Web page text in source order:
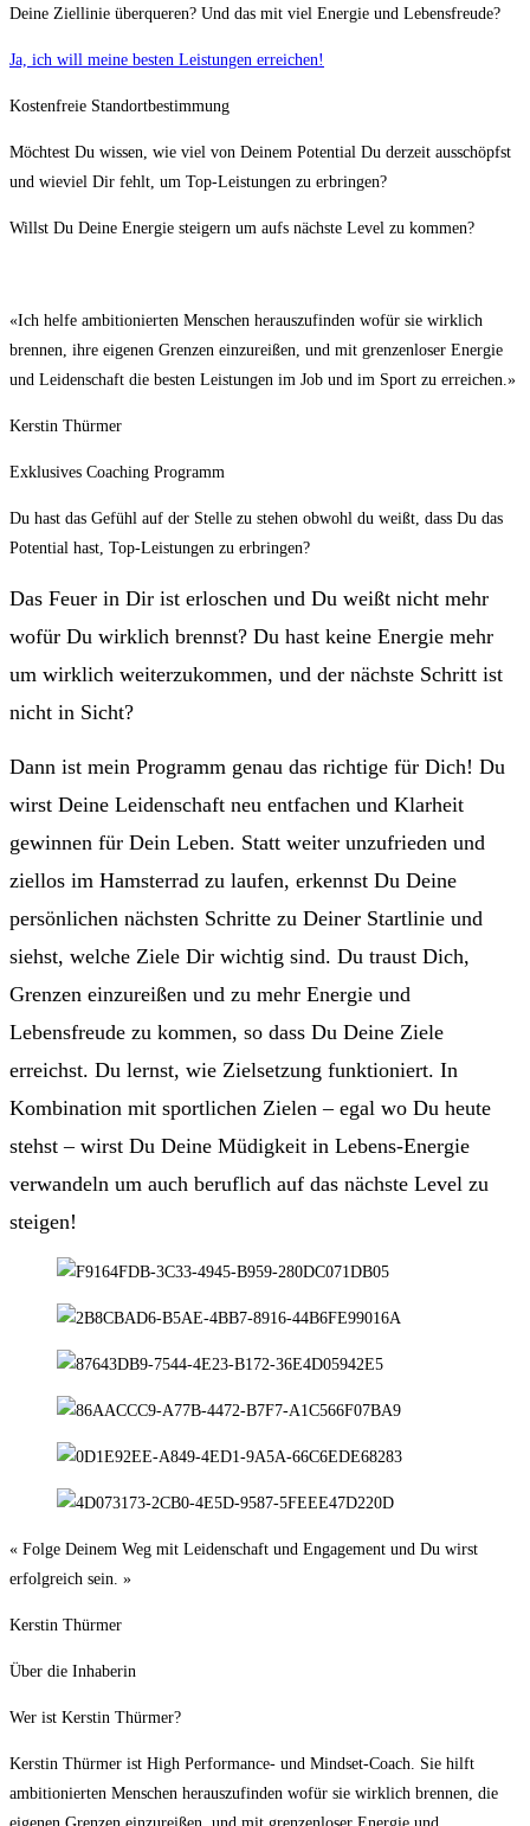
Deine Ziellinie überqueren? Und das mit viel Energie und Lebensfreude?
Ja, ich will meine besten Leistungen erreichen!
Kostenfreie Standortbestimmung
Möchtest Du wissen, wie viel von Deinem Potential Du derzeit ausschöpfst
und wieviel Dir fehlt, um Top-Leistungen zu erbringen?
Willst Du Deine Energie steigern um aufs nächste Level zu kommen?
«Ich helfe ambitionierten Menschen herauszufinden wofür sie wirklich
brennen, ihre eigenen Grenzen einzureißen, und mit grenzenloser Energie
und Leidenschaft die besten Leistungen im Job und im Sport zu erreichen.»
Kerstin Thürmer
Exklusives Coaching Programm
Du hast das Gefühl auf der Stelle zu stehen obwohl du weißt, dass Du das
Potential hast, Top-Leistungen zu erbringen?
Das Feuer in Dir ist erloschen und Du weißt nicht mehr
wofür Du wirklich brennst? Du hast keine Energie mehr
um wirklich weiterzukommen, und der nächste Schritt ist
nicht in Sicht?
Dann ist mein Programm genau das richtige für Dich! Du
wirst Deine Leidenschaft neu entfachen und Klarheit
gewinnen für Dein Leben. Statt weiter unzufrieden und
ziellos im Hamsterrad zu laufen, erkennst Du Deine
persönlichen nächsten Schritte zu Deiner Startlinie und
siehst, welche Ziele Dir wichtig sind. Du traust Dich,
Grenzen einzureißen und zu mehr Energie und
Lebensfreude zu kommen, so dass Du Deine Ziele
erreichst. Du lernst, wie Zielsetzung funktioniert. In
Kombination mit sportlichen Zielen – egal wo Du heute
stehst – wirst Du Deine Müdigkeit in Lebens-Energie
verwandeln um auch beruflich auf das nächste Level zu
steigen!
« Folge Deinem Weg mit Leidenschaft und Engagement und Du wirst
erfolgreich sein. »
Kerstin Thürmer
Über die Inhaberin
Wer ist Kerstin Thürmer?
Kerstin Thürmer ist High Performance- und Mindset-Coach. Sie hilft
ambitionierten Menschen herauszufinden wofür sie wirklich brennen, die